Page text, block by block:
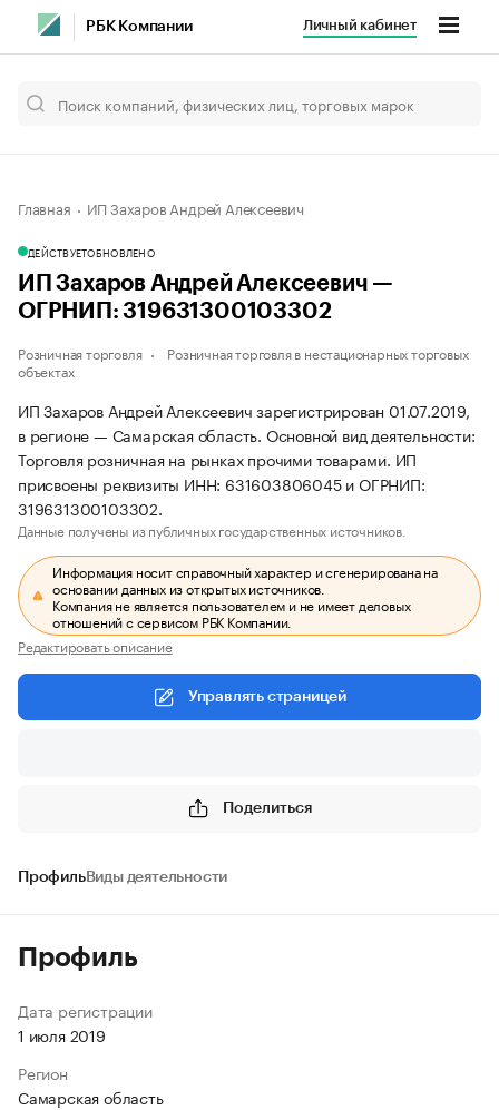
РБК Компании Личный кабинет
Главная ИП Захаров Андрей Алексеевич
ДЕЙСТВУЕТОБНОВЛЕНО
ИП Захаров Андрей Алексеевич —
ОГРНИП: 319631300103302
Розничная торговля
Розничная торговля в нестационарных торговых
объектах
ИП Захаров Андрей Алексеевич зарегистрирован 01.07.2019,
в регионе — Самарская область. Основной вид деятельности:
Торговля розничная на рынках прочими товарами. ИП
присвоены реквизиты ИНН: 631603806045 и ОГРНИП:
319631300103302.
Данные получены из публичных государственных источников.
Информация носит справочный характер и сгенерирована на
основании данных из открытых источников.
Компания не является пользователем и не имеет деловых
отношений с сервисом РБК Компании.
Редактировать описание
Управлять страницей
Поделиться
ПрофильВиды деятельности
Профиль
Дата регистрации
1 июля 2019
Регион
Самарская область